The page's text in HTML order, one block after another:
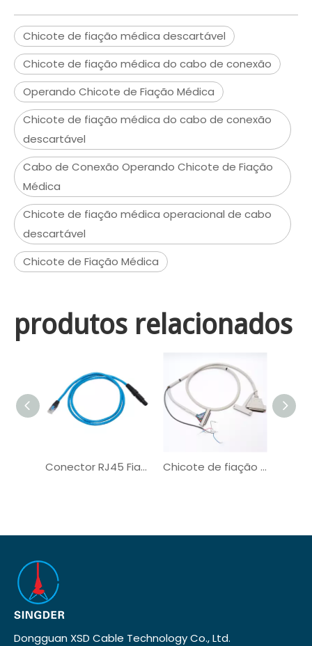
Chicote de fiação médica descartável
Chicote de fiação médica do cabo de conexão
Operando Chicote de Fiação Médica
Chicote de fiação médica do cabo de conexão
descartável
Cabo de Conexão Operando Chicote de Fiação
Médica
Chicote de fiação médica operacional de cabo
descartável
Chicote de Fiação Médica
produtos relacionados
Conector RJ45 Fiação Médica Personalizada Isolada Chicote de fiação elétrica médica do conector de PVC
Dongguan XSD Cable Technology Co., Ltd.